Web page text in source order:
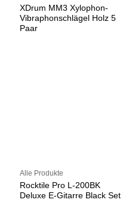
XDrum MM3 Xylophon-
Vibraphonschlägel Holz 5
Paar
Alle Produkte
Rocktile Pro L-200BK
Deluxe E-Gitarre Black Set